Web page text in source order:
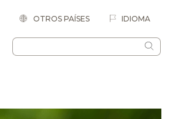
OTROS PAÍSES IDIOMA